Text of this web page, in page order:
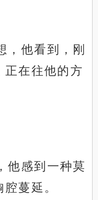
，他看到，刚
正在往他的方
他感到一种莫
蔓延。